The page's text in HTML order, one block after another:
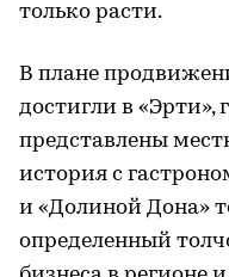
только расти.
В плане
достигли в «Эрти»,
представлены
история с
и «Долиной Дона»
определенный